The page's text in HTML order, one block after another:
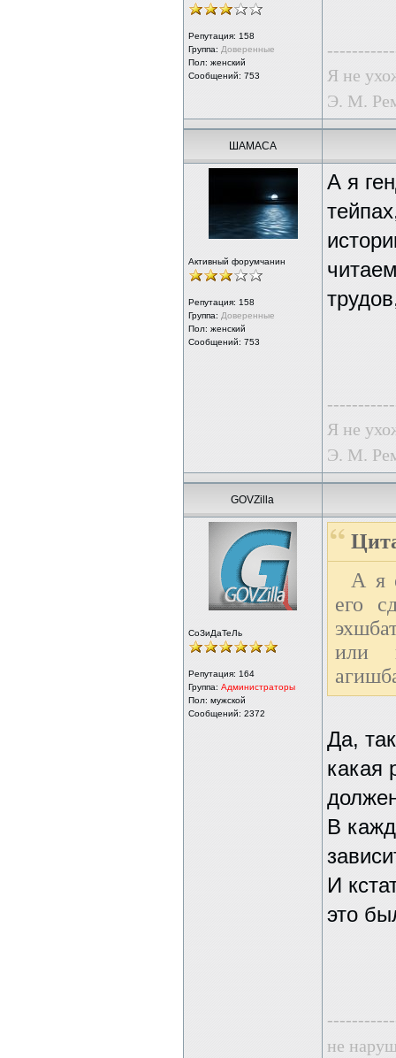
Репутация: 158
Группа: Доверенные
Пол: женский
Сообщений: 753
Я не
Э. М.
ШАМАСА
Активный форумчанин
Репутация: 158
Группа: Доверенные
Пол: женский
Сообщений: 753
А я
Я не
Э. М.
GOVZilla
СоЗиДаТеЛь
Репутация: 164
Группа: Администраторы
Пол: мужской
Сообщений: 2372
А я
его
или
Да,
какая
В
И
это
не